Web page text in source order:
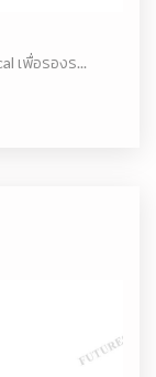
เพื่อรองร...